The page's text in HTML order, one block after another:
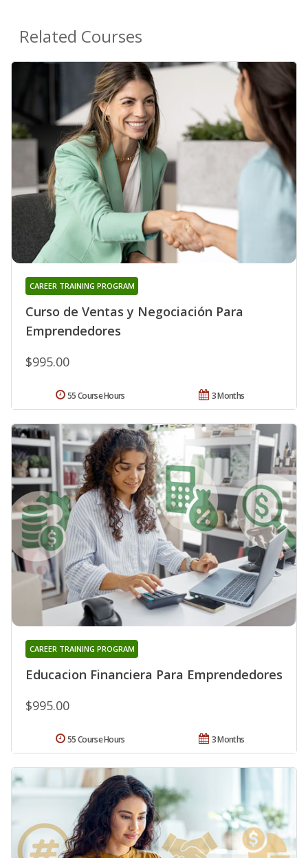
Related Courses
Curso de Ventas y Negociación Para
Emprendedores
CAREER TRAINING PROGRAM
$995.00
3 Months
55 Course Hours
Educacion Financiera Para Emprendedores
CAREER TRAINING PROGRAM
$995.00
3 Months
55 Course Hours